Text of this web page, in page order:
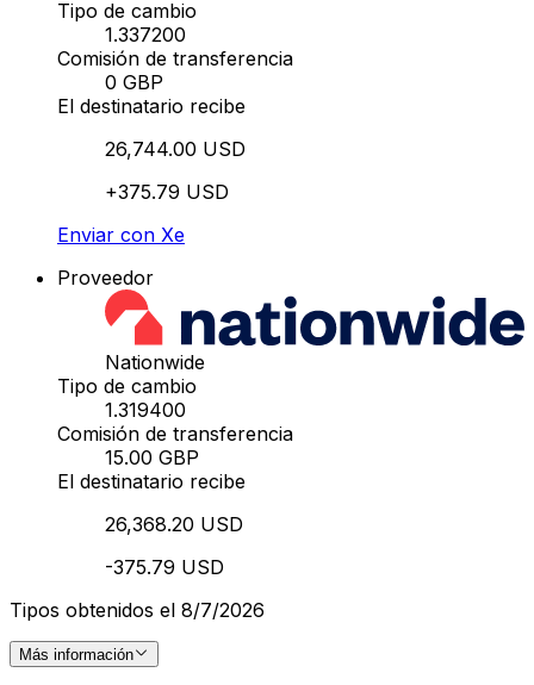
Tipo de cambio
1.337200
Comisión de transferencia
0 GBP
El destinatario recibe
26,744.00 USD
+375.79 USD
Enviar con Xe
Proveedor
Nationwide
Tipo de cambio
1.319400
Comisión de transferencia
15.00 GBP
El destinatario recibe
26,368.20 USD
-375.79 USD
Tipos obtenidos el 8/7/2026
Más información